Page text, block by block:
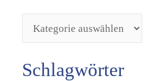
Schlagwörter